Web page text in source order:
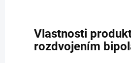
Vlastnosti
rozdvojením